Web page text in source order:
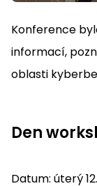
Konference
informací,
oblasti
Den
Datum: úterý